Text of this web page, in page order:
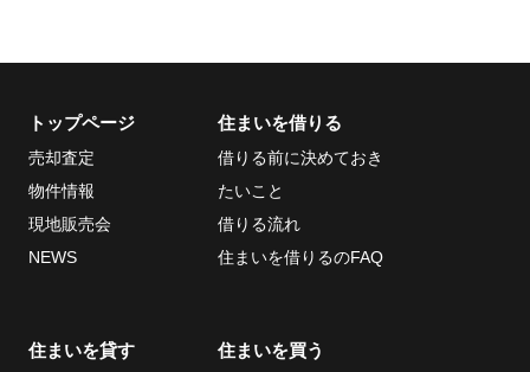
当社について
会社概要
ECサイト
について
お問い合わせ
トップページ
売却査定
物件情報
現地販売会
NEWS
住まいを借りる
借りる前に決めておき
たいこと
借りる流れ
住まいを借りるのFAQ
住まいを貸す 住まいを買う